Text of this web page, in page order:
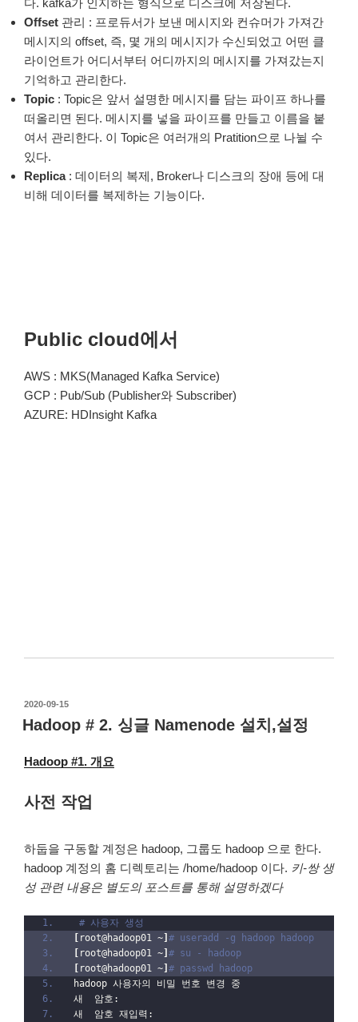
Offset 관리 : 프로듀서가 보낸 메시지와 컨슈머가 가져간
메시지의 offset, 즉, 몇 개의 메시지가 수신되었고 어떤 클
라이언트가 어디서부터 어디까지의 메시지를 가져갔는지
기억하고 관리한다.
Topic : Topic은 앞서 설명한 메시지를 담는 파이프 하나를
떠올리면 된다. 메시지를 넣을 파이프를 만들고 이름을 붙
여서 관리한다. 이 Topic은 여러개의 Pratition으로 나뉠 수
있다.
Replica: 데이터의 복제, Broker나 디스크의 장애 등에 대
비해 데이터를 복제하는 기능이다.
Public cloud에서
AWS : MKS(Managed Kafka Service)
GCP : Pub/Sub (Publisher와 Subscriber)
AZURE: HDInsight Kafka
작
성
일
2020-09-15
Hadoop # 2. 싱글 Namenode 설치,설정
Hadoop #1. 개요
사전 작업
하둡을 구동할 계정은 hadoop, 그룹도 hadoop 으로 한다.
hadoop 계정의 홈 디렉토리는 /home/hadoop 이다. 키-쌍 생
성 관련 내용은 별도의 포스트를 통해 설명하겠다
# 사용자 생성
[ root@hadoop01 ~] # useradd -g hadoop hadoop
[ root@hadoop01 ~] # su - hadoop
[ root@hadoop01 ~] # passwd hadoop
hadoop 사용자의 비밀 번호 변경 중
새  암호:
새  암호 재입력: